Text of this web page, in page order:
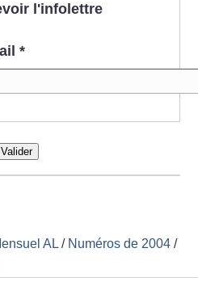
l'infolettre
*
Valider
AL / Numéros de 2004 /